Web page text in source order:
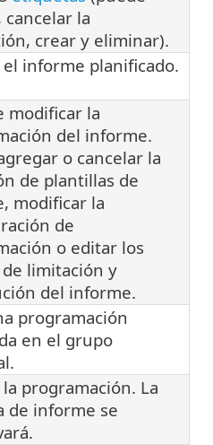
cancelar la
crear y eliminar).
el informe planificado.
modificar la
del informe.
o cancelar la
de plantillas de
modificar la
de
o editar los
limitación y
del informe.
programación
en el grupo
programación. La
de informe se